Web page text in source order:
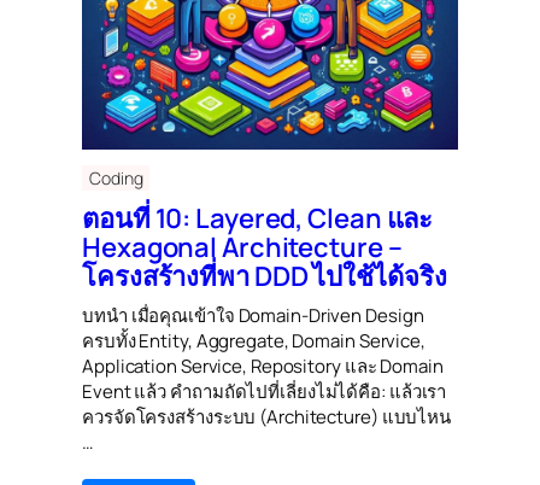
Coding
ตอนที่ 10: Layered, Clean และ
Hexagonal Architecture –
โครงสร้างที่พา DDD ไปใช้ได้จริง
บทนำ เมื่อคุณเข้าใจ Domain-Driven Design
ครบทั้ง Entity, Aggregate, Domain Service,
Application Service, Repository และ Domain
Event แล้ว คำถามถัดไปที่เลี่ยงไม่ได้คือ: แล้วเรา
ควรจัดโครงสร้างระบบ (Architecture) แบบไหน
…